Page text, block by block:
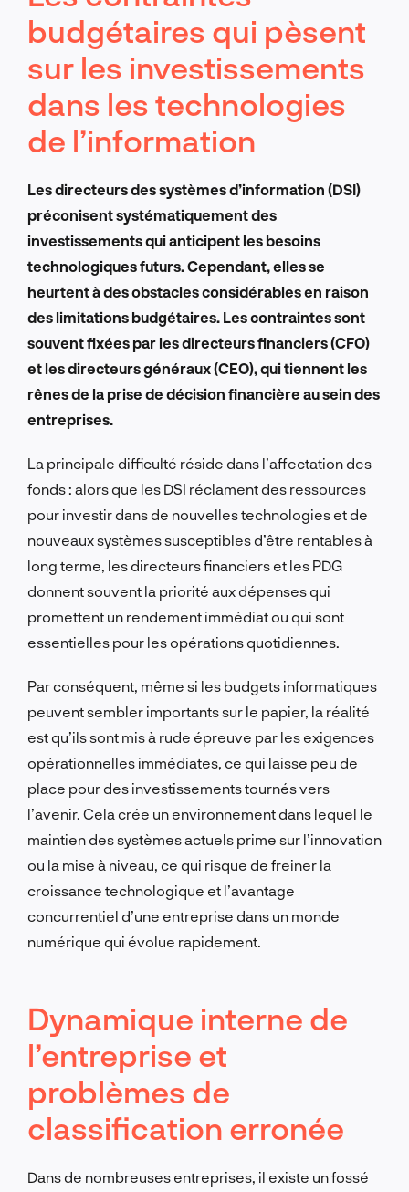
budgétaires qui pèsent
sur les investissements
dans les technologies
de l’information
Les directeurs des systèmes d’information (DSI)
préconisent systématiquement des
investissements qui anticipent les besoins
technologiques futurs. Cependant, elles se
heurtent à des obstacles considérables en raison
des limitations budgétaires. Les contraintes sont
souvent fixées par les directeurs financiers (CFO)
et les directeurs généraux (CEO), qui tiennent les
rênes de la prise de décision financière au sein des
entreprises.
La principale difficulté réside dans l’affectation des
fonds : alors que les DSI réclament des ressources
pour investir dans de nouvelles technologies et de
nouveaux systèmes susceptibles d’être rentables à
long terme, les directeurs financiers et les PDG
donnent souvent la priorité aux dépenses qui
promettent un rendement immédiat ou qui sont
essentielles pour les opérations quotidiennes.
Par conséquent, même si les budgets informatiques
peuvent sembler importants sur le papier, la réalité
est qu’ils sont mis à rude épreuve par les exigences
opérationnelles immédiates, ce qui laisse peu de
place pour des investissements tournés vers
l’avenir. Cela crée un environnement dans lequel le
maintien des systèmes actuels prime sur l’innovation
ou la mise à niveau, ce qui risque de freiner la
croissance technologique et l’avantage
concurrentiel d’une entreprise dans un monde
numérique qui évolue rapidement.
Dynamique interne de
l’entreprise et
problèmes de
classification erronée
Dans de nombreuses entreprises, il existe un fossé